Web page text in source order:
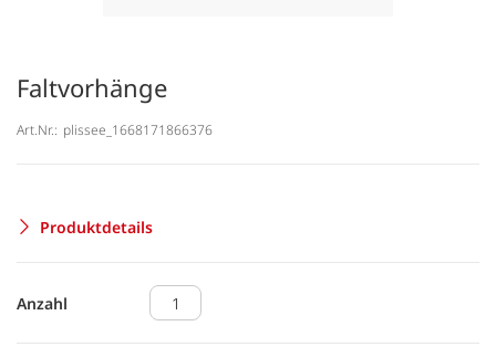
Faltvorhänge
Art.Nr.: plissee_1668171866376
Produktdetails
Anzahl